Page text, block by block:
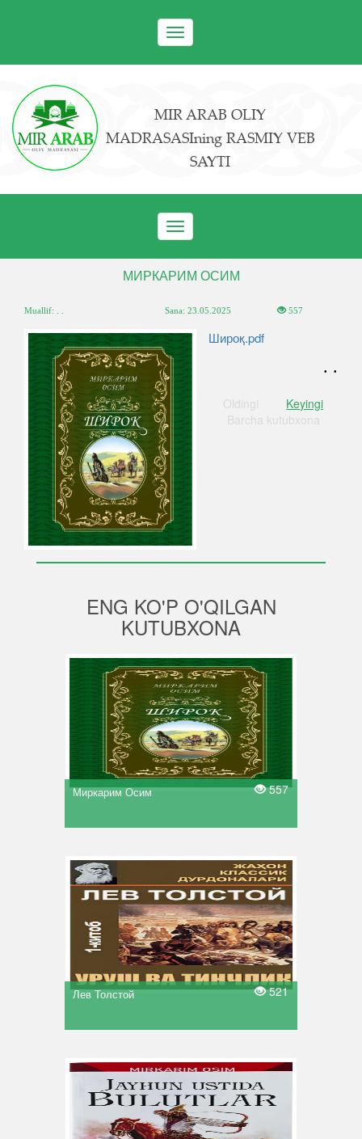
Toggle
navigation
MIR ARAB OLIY
MADRASASIning RASMIY VEB
SAYTI
Toggle
navigation
МИРКАРИМ ОСИМ
Muallif: . . Sana:23.05.2025 557
Широқ.pdf
. .
Oldingi
Keyingi
Barcha kutubxona
ENG KO'P O'QILGAN
KUTUBXONA
Миркарим Осим 557
Лев Толстой 521